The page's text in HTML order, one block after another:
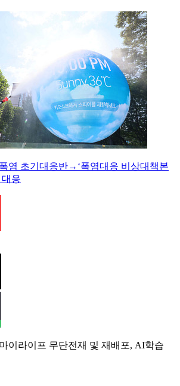
염 초기대응반→‘폭염대응 비상대책본
대응
이라이프 무단전재 및 재배포, AI학습